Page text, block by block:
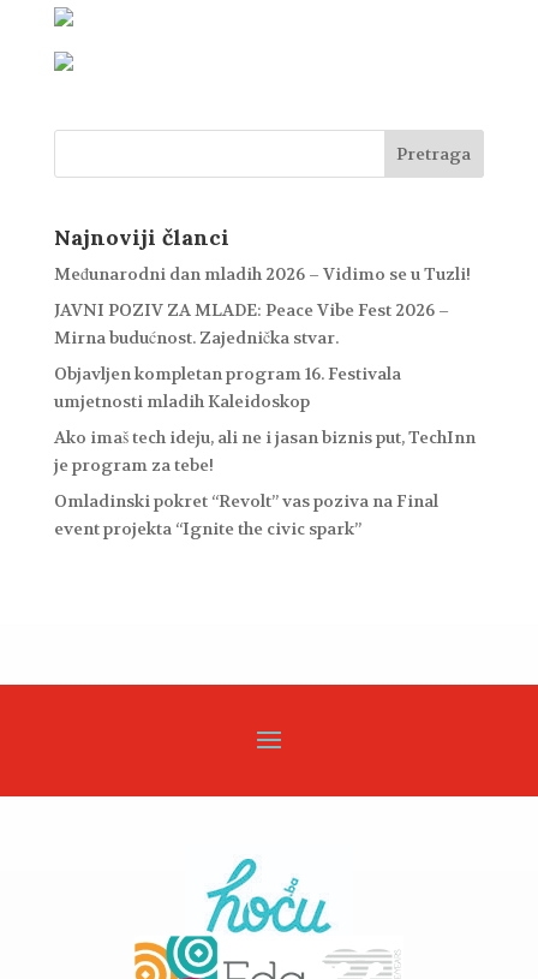
Najnoviji članci
Međunarodni dan mladih 2026 – Vidimo se u Tuzli!
JAVNI POZIV ZA MLADE: Peace Vibe Fest 2026 –
Mirna budućnost. Zajednička stvar.
Objavljen kompletan program 16. Festivala
umjetnosti mladih Kaleidoskop
Ako imaš tech ideju, ali ne i jasan biznis put, TechInn
je program za tebe!
Omladinski pokret “Revolt” vas poziva na Final
event projekta “Ignite the civic spark”